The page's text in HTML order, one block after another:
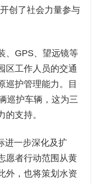
创了社会力量参与
、GPS、望远镜等
区工作人员的交通
巡护管理能力。目
巡护车辆，这为三
支持。
进一步深化及扩
愿者行动范围从黄
外，也将策划水资